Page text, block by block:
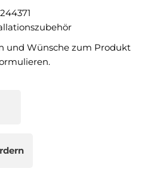
und Wünsche zum Produkt